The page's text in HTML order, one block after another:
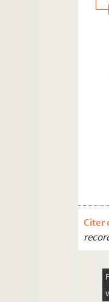
Citer